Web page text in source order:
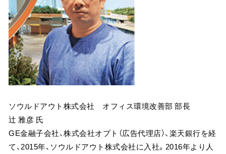
ソウルドアウト株式会社 オフィス環境改善部 部長
辻 雅彦 氏
GE金融子会社、株式会社オプト（広告代理店）、楽天銀行を経
て、2015年、ソウルドアウト株式会社に入社。2016年より人